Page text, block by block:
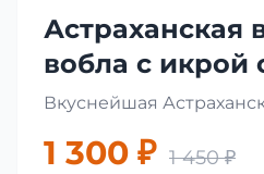
Астраханская
вобла с икрой
Вкуснейшая
1 300 ₽ 1 450 ₽